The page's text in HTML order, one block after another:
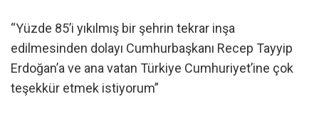
“Yüzde 85’i yıkılmış bir şehrin tekrar inşa
edilmesinden dolayı Cumhurbaşkanı Recep Tayyip
Erdoğan’a ve ana vatan Türkiye Cumhuriyet’ine çok
teşekkür etmek istiyorum”